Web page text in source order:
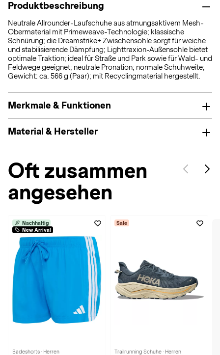
Produktbeschreibung
Neutrale Allrounder-Laufschuhe aus atmungsaktivem Mesh-
Obermaterial mit Primeweave-Technologie; klassische
Schnürung; die Dreamstrike+ Zwischensohle sorgt für weiche
und stabilisierende Dämpfung; Lighttraxion-Außensohle bietet
optimale Traktion; ideal für Straße und Park sowie für Wald- und
Feldwege geeignet; neutrale Pronation; normale Schuhweite;
Gewicht: ca. 566 g (Paar); mit Recyclingmaterial hergestellt.
Merkmale & Funktionen
Material & Hersteller
Oft zusammen
angesehen
Nachhaltig
New Arrival
Badeshorts · Herren
Sale
Trailrunning Schuhe · Herren